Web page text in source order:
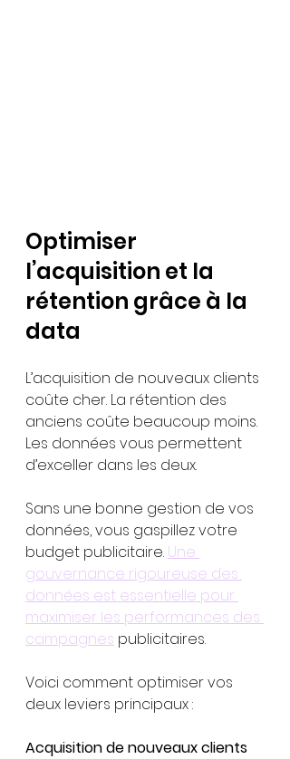
Optimiser
l’acquisition et la
rétention grâce à la
data
L’acquisition de nouveaux clients
coûte cher. La rétention des
anciens coûte beaucoup moins.
Les données vous permettent
d’exceller dans les deux.
Sans une bonne gestion de vos
données, vous gaspillez votre
budget publicitaire. Une
gouvernance rigoureuse des
données est essentielle pour
maximiser les performances des
campagnes publicitaires.
Voici comment optimiser vos
deux leviers principaux :
Acquisition de nouveaux clients